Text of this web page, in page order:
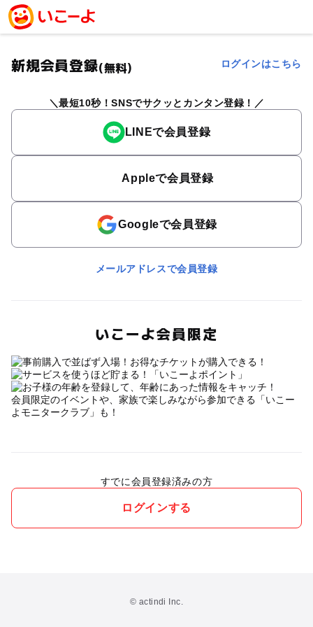
新規会員登録(無料) ログインはこちら
最短10秒！SNSでサクッとカンタン登録！
LINEで会員登録
Appleで会員登録
Googleで会員登録
メールアドレスで会員登録
いこーよ会員限定
会員限定のイベントや、家族で楽しみながら参加できる「いこー
よモニタークラブ」も！
すでに会員登録済みの方
ログインする
© actindi Inc.